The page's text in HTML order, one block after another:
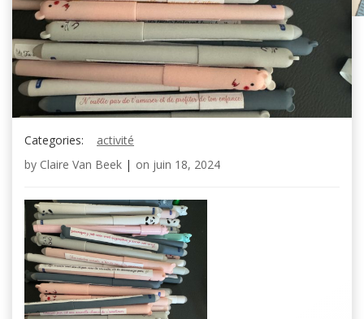
Categories:
activité
by Claire Van Beek | on juin 18, 2024